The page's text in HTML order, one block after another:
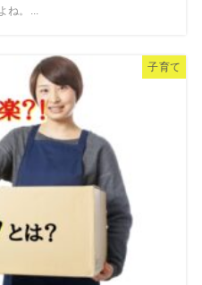
ね。...
子育て